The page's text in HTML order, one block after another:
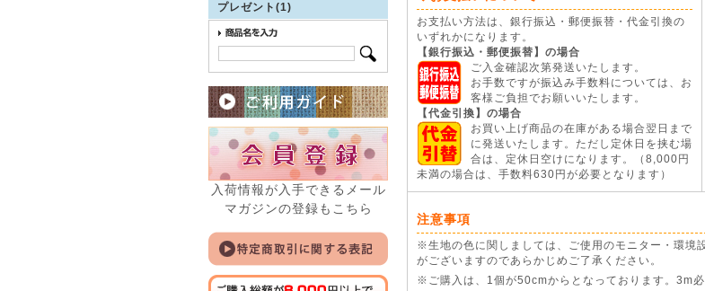
プレゼント(1)
入荷情報が入手できるメール
マガジンの登録もこちら
お支払い方法は、銀行振込・郵便振替・代金引換の
いずれかになります。
【銀行振込・郵便振替】の場合
ご入金確認次第発送いたします。
お手数ですが振込み手数料については、お
客様ご負担でお願いいたします。
【代金引換】の場合
お買い上げ商品の在庫がある場合翌日まで
に発送いたします。ただし定休日を挟む場
合は、定休日空けになります。（8,000円
未満の場合は、手数料630円が必要となります）
注意事項
※生地の色に関しましては、ご使用のモニター・環境
がございますのであらかじめご了承ください。
※ご購入は、1個が50cmからとなっております。3m